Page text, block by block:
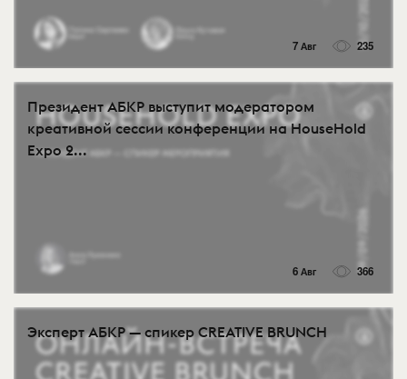
7 Авг 235
Президент АБКР выступит модератором
креативной сессии конференции на HouseHold
Expo 2...
6 Авг 366
Эксперт АБКР — спикер CREATIVE BRUNCH